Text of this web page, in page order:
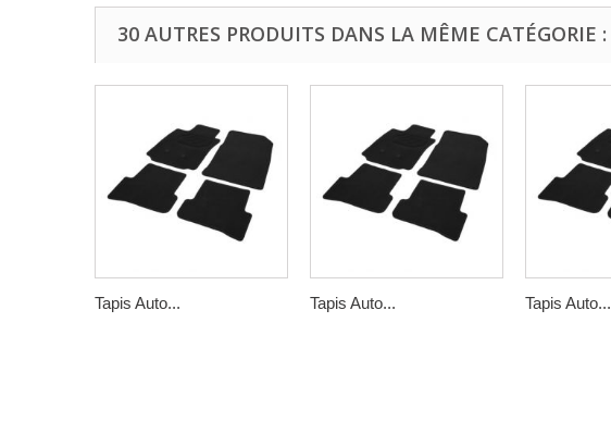
30 AUTRES PRODUITS DANS LA MÊME CATÉGORIE :
Tapis Auto... Tapis Auto... Tapis Auto...